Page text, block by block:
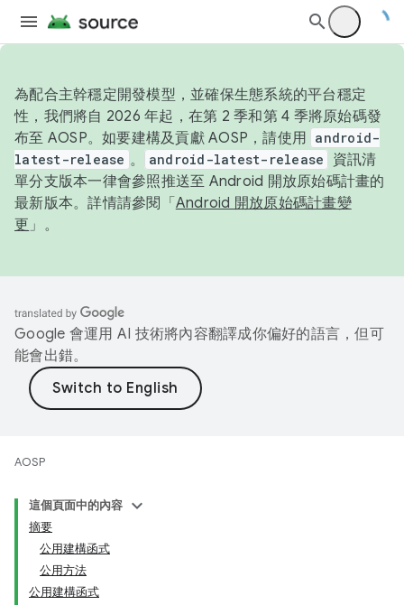
為配合主幹穩定開發模型，並確保生態系統的平台穩定
性，我們將自 2026 年起，在第 2 季和第 4 季將原始碼發
布至 AOSP。如要建構及貢獻 AOSP，請使用 android-
latest-release 。 android-latest-release
資訊清
單分支版本一律會參照推送至 Android 開放原始碼計畫的
最新版本。詳情請參閱「 Android 開放原始碼計畫變
更 」。
Google 會運用 AI 技術將內容翻譯成你偏好的語言，但可
能會出錯。
AOSP
這個頁面中的內容
摘要
公用建構函式
公用方法
公用建構函式